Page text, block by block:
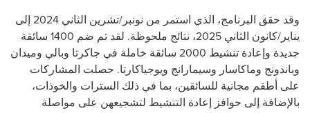
وقد حقق البرنامج، الذي استمر من نونبر/تشرين الثاني 2024 إلى
يناير/كانون الثاني 2025، نتائج ملحوظة. لقد تم ضم 1400 سائقة
جديدة وإعادة تنشيط 2000 سائقة خاملة في جاكرتا وبالي وميدان
وباندونج وماكاسار وسيمارانج ويوجياكارتا. حصلت المشاركات
على أطقم مجانية للسائقين، بما في ذلك السترات والخوذات،
بالإضافة إلى حوافز إعادة التنشيط لتشجيعهن على مواصلة